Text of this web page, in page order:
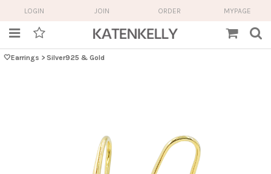
LOGIN JOIN ORDER MYPAGE
🤍Earrings > Silver925 & Gold